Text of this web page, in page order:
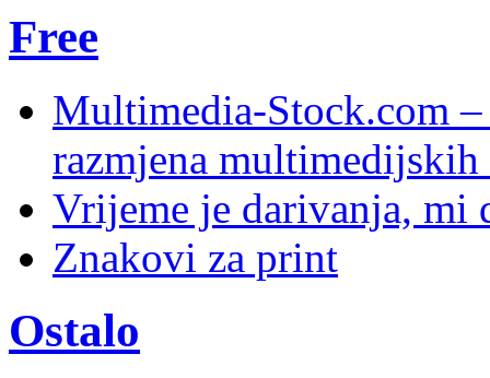
Free
Multimedia-Stock.com –
razmjena multimedijskih
Vrijeme je darivanja, mi
Znakovi za print
Ostalo